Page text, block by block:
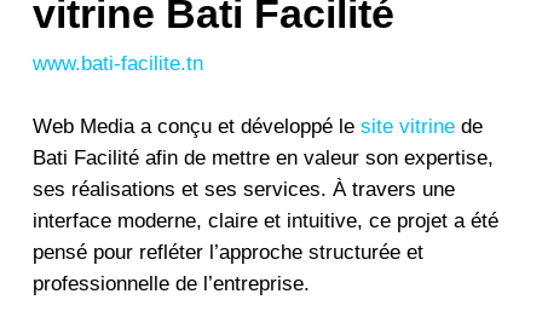
vitrine Bati Facilité
www.bati-facilite.tn
Web Media a conçu et développé lesite vitrinede
Bati Facilité afin de mettre en valeur son expertise,
ses réalisations et ses services. À travers une
interface moderne, claire et intuitive, ce projet a été
pensé pour refléter l’approche structurée et
professionnelle de l’entreprise.